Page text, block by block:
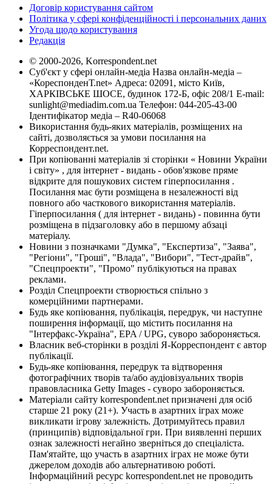
Договір користування сайтом
Політика у сфері конфіденційності і персональних даних
Угода щодо користування
Редакція
© 2000-2026, Korrespondent.net
Суб'єкт у сфері онлайн-медіа Назва онлайн-медіа –
«КореспонденТ.net» Адреса: 02091, місто Київ,
ХАРКІВСЬКЕ ШОСЕ, будинок 172-Б, офіс 208/1 E-mail:
sunlight@mediadim.com.ua Телефон: 044-205-43-00
Ідентифікатор медіа – R40-06068
Використання будь-яких матеріалів, розміщених на
сайті, дозволяється за умови посилання на
Корреспондент.net.
При копіюванні матеріалів зі сторінки « Новини України
і світу» , для інтернет - видань - обов'язкове пряме
відкрите для пошукових систем гіперпосилання .
Посилання має бути розміщена в незалежності від
повного або часткового використання матеріалів.
Гіперпосилання ( для інтернет - видань) - повинна бути
розміщена в підзаголовку або в першому абзаці
матеріалу.
Новини з позначками "Думка", "Експертиза", "Заява",
"Регіони", "Гроші", "Влада", "Вибори", "Тест-драйв",
"Спецпроекти", "Промо" публікуються на правах
реклами.
Розділ Спецпроекти створюється спільно з
комерційними партнерами.
Будь яке копіювання, публікація, передрук, чи наступне
поширення інформації, що містить посилання на
"Інтерфакс-Україна", EPA / UPG, суворо забороняється.
Власник веб-сторінки в розділі Я-Корреспондент є автор
публікації.
Будь-яке копіювання, передрук та відтворення
фотографічних творів та/або аудіовізуальних творів
правовласника Getty Images - суворо забороняється.
Матеріали сайту korrespondent.net призначені для осіб
старше 21 року (21+). Участь в азартних іграх може
викликати ігрову залежність. Дотримуйтесь правил
(принципів) відповідальної гри. При виявленні перших
ознак залежності негайно зверніться до спеціаліста.
Пам'ятайте, що участь в азартних іграх не може бути
джерелом доходів або альтернативою роботі.
Інформаційний ресурс korrespondent.net не проводить